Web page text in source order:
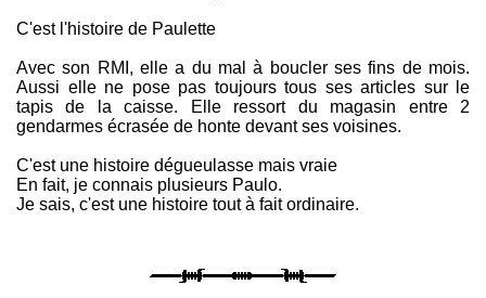
C'est l'histoire de Paulette
Avec son RMI, elle a du mal à boucler ses fins de mois.
Aussi elle ne pose pas toujours tous ses articles sur le
tapis de la caisse. Elle ressort du magasin entre 2
gendarmes écrasée de honte devant ses voisines.
C'est une histoire dégueulasse mais vraie
En fait, je connais plusieurs Paulo.
Je sais, c'est une histoire tout à fait ordinaire.